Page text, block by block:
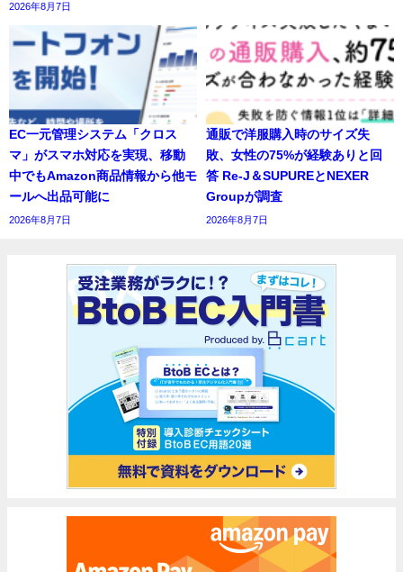
2026年8月7日
EC一元管理システム「クロス
マ」がスマホ対応を実現、移動
中でもAmazon商品情報から他モ
ールへ出品可能に
2026年8月7日
通販で洋服購入時のサイズ失
敗、女性の75%が経験ありと回
答 Re-J＆SUPUREとNEXER
Groupが調査
2026年8月7日